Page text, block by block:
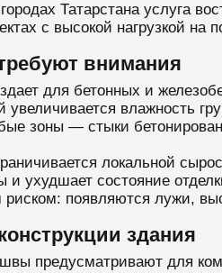
Татарстана услуга
с высокой нагрузкой на
внимания
для бетонных и
увеличивается влажность
зоны — стыки
локальной
и ухудшает состояние
риском: появляются лужи,
здания
предусматривают для